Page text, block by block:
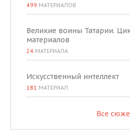
499 МАТЕРИАЛОВ
Великие воины Татарии.
материалов
24 МАТЕРИАЛА
Искусственный интеллект
181 МАТЕРИАЛ
Все